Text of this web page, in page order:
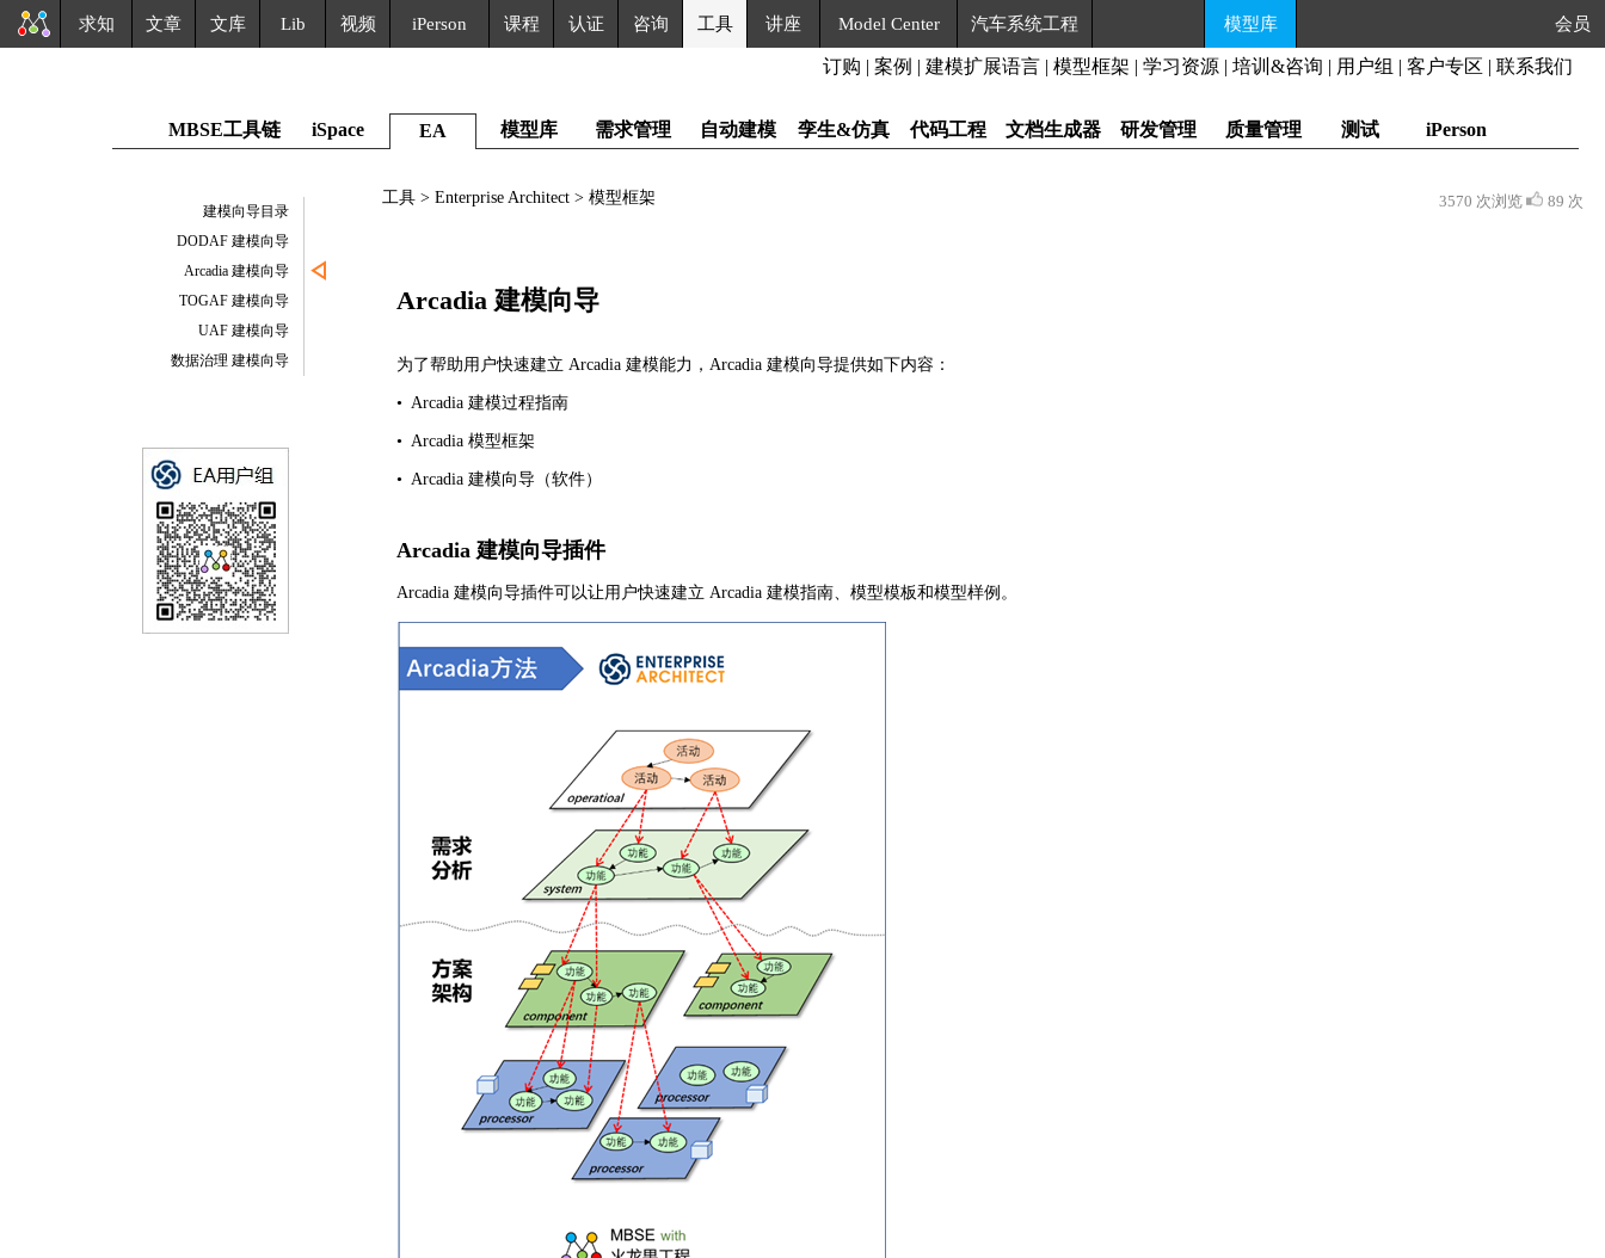
求知 文章 文库 Lib 视频 iPerson 课程 认证 咨询 工具 讲座 Model Center 汽车系统工程 模型库 会员
订购 | 案例 | 建模扩展语言 | 模型框架 | 学习资源 | 培训&咨询 | 用户组 | 客户专区 | 联系我们
MBSE工具链 iSpace EA 模型库 需求管理 自动建模 孪生&仿真 代码工程 文档生成器 研发管理 质量管理 测试 iPerson
建模向导目录
DODAF 建模向导
Arcadia 建模向导
TOGAF 建模向导
UAF 建模向导
数据治理 建模向导
工具 > Enterprise Architect > 模型框架 3570 次浏览 89 次
Arcadia 建模向导
为了帮助用户快速建立 Arcadia 建模能力，Arcadia 建模向导提供如下内容：
• Arcadia 建模过程指南
• Arcadia 模型框架
• Arcadia 建模向导（软件）
Arcadia 建模向导插件
Arcadia 建模向导插件可以让用户快速建立 Arcadia 建模指南、模型模板和模型样例。